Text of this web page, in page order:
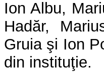
Ion Albu,
Hadăr,
Gruia şi Ion
din instituţie.